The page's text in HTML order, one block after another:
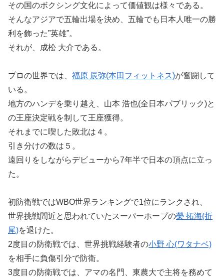
その国のボクシング文化によって価値観は様々である。
そんなアジアで五輪出場を決め、五輪でも日本人唯一の勝
利を飾った”英雄”。
それが、成松 大介である。
プロの世界では、 福原 辰弥(本田フィットネス)が奮闘して
いる。
地方のハンデを乗り越え、山本 浩也(全日本パブリック)と
の王座決定戦を制して王座獲得。
それまでに喫した敗北は４。
引き分けの数は５。
遠回りをしながらデビューから7年半で日本の頂点に立っ
た。
初防衛戦ではWBO世界ランキングで1位にランクされ、
世界挑戦間近と思われていたスーパーホープの榮 拓海(折
尾)を退けた。
2度目の防衛戦では、世界挑戦経験者の小野 心(ワタナベ)
を相手に負傷引分で防衛。
3度目の防衛戦では、アマの名門、東農大で主将を務めて